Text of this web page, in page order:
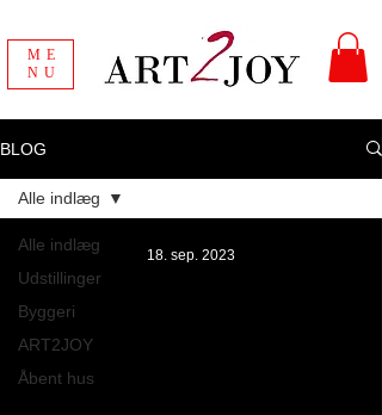
ME
NU
BLOG
Alle indlæg
Udstillinger
Byggeri
ART2JOY
Åbent hus
Alle indlæg
18. sep. 2023